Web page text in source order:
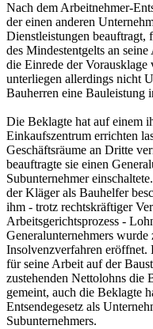
Nach dem Arbeitnehmer-
der einen anderen
Dienstleistungen beauftragt,
des Mindestentgelts an
die Einrede der
unterliegen allerdings nicht
Bauherren eine Bauleistung
Die Beklagte hat auf einem
Einkaufszentrum errichten
Geschäftsräume an Dritte
beauftragte sie einen
Subunternehmer
der Kläger als Bauhelfer
ihm - trotz rechtskräftiger
Arbeitsgerichtsprozess -
Generalunternehmers
Insolvenzverfahren eröffnet.
für seine Arbeit auf der
zustehenden Nettolohns die
gemeint, auch die Beklagte
Entsendegesetz als
Subunternehmers.